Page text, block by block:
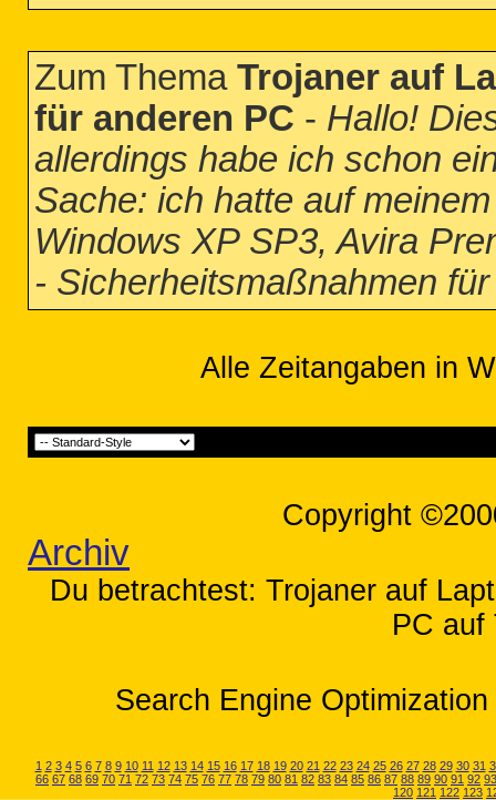
Zum Thema Trojaner auf
für anderen PC - Hallo!
allerdings habe ich schon
Sache: ich hatte auf
Windows XP SP3, Avira
- Sicherheitsmaßnahmen
Alle Zeitangaben in
Copyright
Archiv
Du betrachtest: Trojaner auf
PC auf
Search Engine
1 2 3 4 5 6 7 8 9 10 11 12 13 14 15 16 17 18 19 20 21 22 23 24 25 26 27 28 29 30 31
66 67 68 69 70 71 72 73 74 75 76 77 78 79 80 81 82 83 84 85 86 87 88 89 90 91 92 93
120 121 122 123